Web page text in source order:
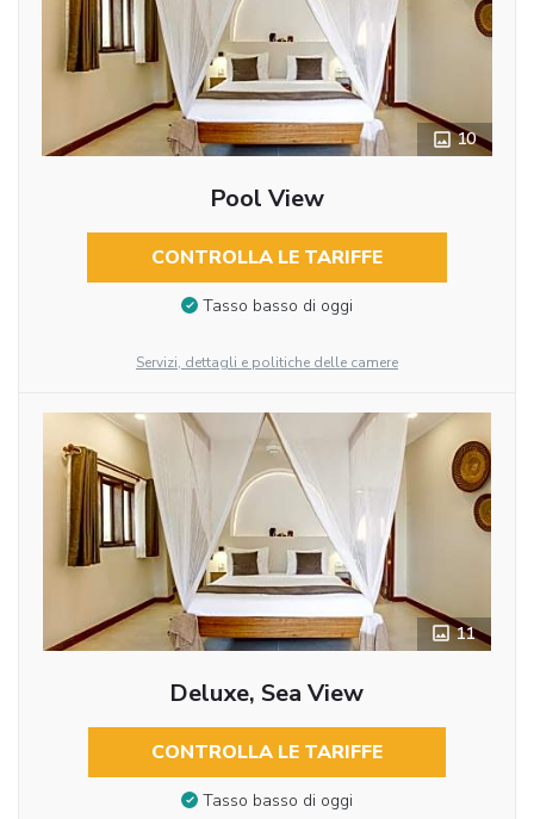
10
Pool View
CONTROLLA LE TARIFFE
Tasso basso di oggi
Servizi, dettagli e politiche delle camere
11
Deluxe, Sea View
CONTROLLA LE TARIFFE
Tasso basso di oggi